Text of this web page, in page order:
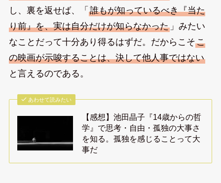
し、裏を返せば、「 誰もが知っているべき『当た
り前』を、実は自分だけが知らなかった」みたい
なことだって十分あり得るはずだ。だからこそこ
の映画が示唆することは、決して他人事ではない
と言えるのである。
あわせて読みたい
【感想】池田晶子『14歳からの哲
学』で思考・自由・孤独の大事さ
を知る。孤独を感じることって大
事だ